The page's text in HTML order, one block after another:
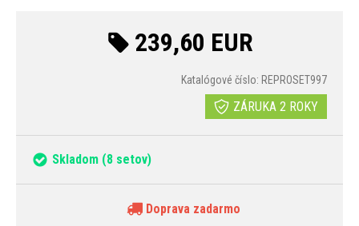
239,60 EUR
Katalógové číslo: REPROSET997
ZÁRUKA 2 ROKY
Skladom (8 setov)
Doprava zadarmo